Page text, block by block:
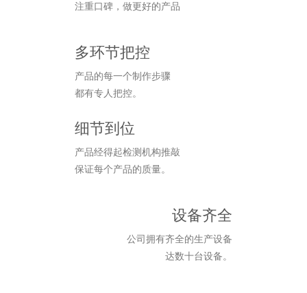
注重口碑，做更好的产品
多环节把控
产品的每一个制作步骤
都有专人把控。
细节到位
产品经得起检测机构推敲
保证每个产品的质量。
设备齐全
公司拥有齐全的生产设备
达数十台设备。